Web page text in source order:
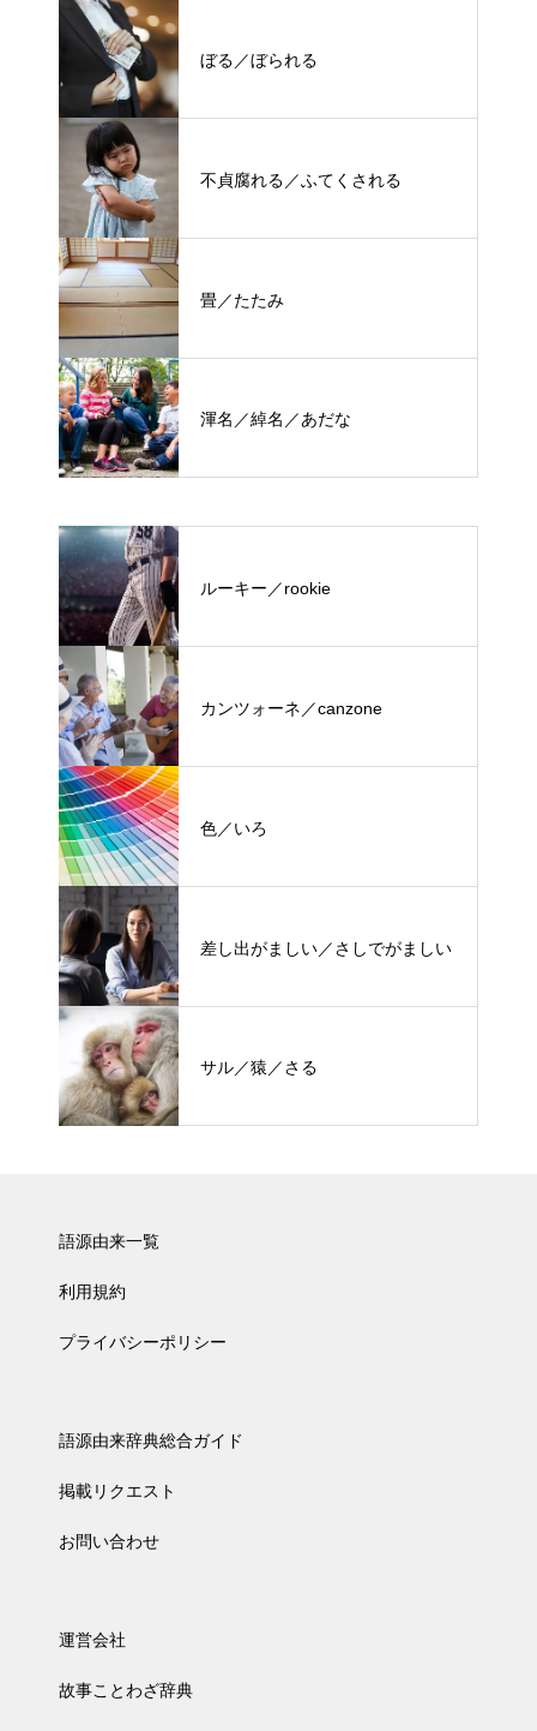
ぼる／ぼられる
不貞腐れる／ふてくされる
畳／たたみ
渾名／綽名／あだな
ルーキー／rookie
カンツォーネ／canzone
色／いろ
差し出がましい／さしでがましい
サル／猿／さる
語源由来一覧
利用規約
プライバシーポリシー
語源由来辞典総合ガイド
掲載リクエスト
お問い合わせ
運営会社
故事ことわざ辞典